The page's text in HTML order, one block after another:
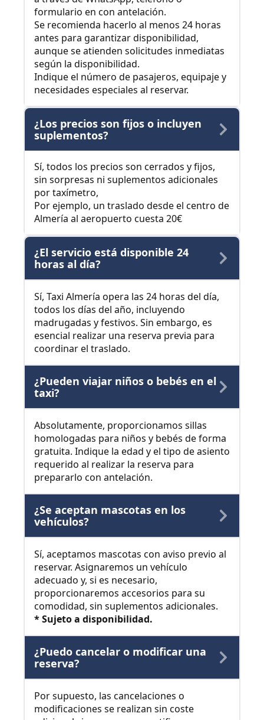
formulario en con antelación.
Se recomienda hacerlo al menos 24 horas
antes para garantizar disponibilidad,
aunque se atienden solicitudes inmediatas
según la disponibilidad.
Indique el número de pasajeros, equipaje y
necesidades especiales al reservar.
¿Los precios son fijos o incluyen
suplementos?
Sí, todos los precios son cerrados y fijos,
sin sorpresas ni suplementos adicionales
por taxímetro,
Por ejemplo, un traslado desde el centro de
Almería al aeropuerto cuesta 20€
¿El servicio está disponible 24
horas al día?
Sí, Taxi Almería opera las 24 horas del día,
todos los días del año, incluyendo
madrugadas y festivos. Sin embargo, es
esencial realizar una reserva previa para
coordinar el traslado.
¿Pueden viajar niños o bebés en el
taxi?
Absolutamente, proporcionamos sillas
homologadas para niños y bebés de forma
gratuita. Indique la edad y el tipo de asiento
requerido al realizar la reserva para
prepararlo con antelación.
¿Se aceptan mascotas en los
vehículos?
Sí, aceptamos mascotas con aviso previo al
reservar. Asignaremos un vehículo
adecuado y, si es necesario,
proporcionaremos accesorios para su
comodidad, sin suplementos adicionales.
* Sujeto a disponibilidad.
¿Puedo cancelar o modificar una
reserva?
Por supuesto, las cancelaciones o
modificaciones se realizan sin coste